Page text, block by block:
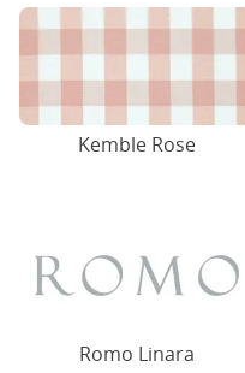
Kemble Rose
Romo Linara